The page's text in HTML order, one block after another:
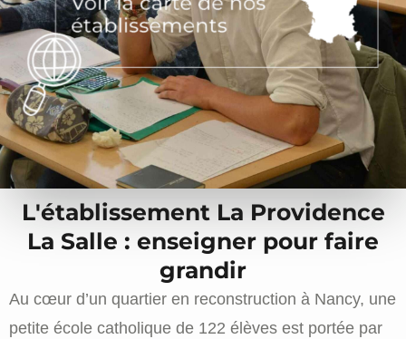
L'établissement La Providence
La Salle : enseigner pour faire
grandir
Au cœur d’un quartier en reconstruction à Nancy, une
petite école catholique de 122 élèves est portée par